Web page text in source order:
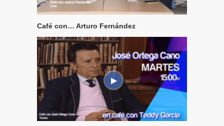
Café con… Arturo Fernández